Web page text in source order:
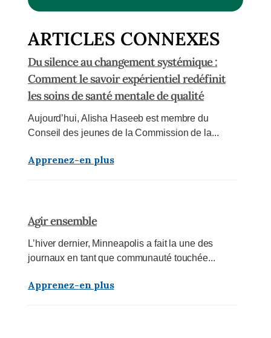
ARTICLES CONNEXES
Du silence au changement systémique :
Comment le savoir expérientiel redéfinit
les soins de santé mentale de qualité
Aujourd’hui, Alisha Haseeb est membre du
Conseil des jeunes de la Commission de la...
Apprenez-en plus
Agir ensemble
L’hiver dernier, Minneapolis a fait la une des
journaux en tant que communauté touchée...
Apprenez-en plus